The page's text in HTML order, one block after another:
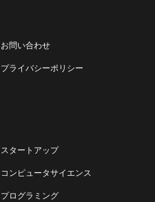
お問い合わせ
プライバシーポリシー
スタートアップ
コンピュータサイエンス
プログラミング